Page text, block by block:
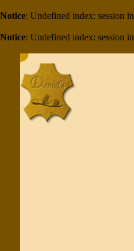
Notice: Undefined index: session in
Notice: Undefined index: session in